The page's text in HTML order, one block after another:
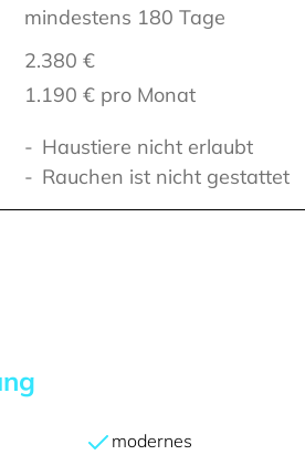
mindestens 180 Tage
2.380 €
1.190 € pro Monat
Haustiere nicht erlaubt
Rauchen ist nicht gestattet
modernes